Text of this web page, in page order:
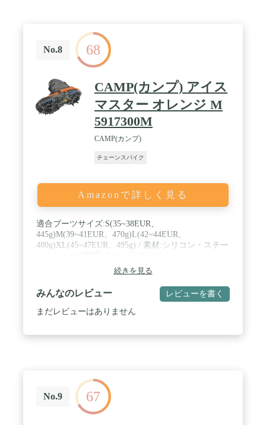
No.8 68
CAMP(カンプ) アイス
マスター オレンジ M
5917300M
CAMP(カンプ)
チェーンスパイク
Amazonで詳しく見る
適合ブーツサイズ:S(35~38EUR、
445g)M(39~41EUR、470g)L(42~44EUR、
480g)XL(45~47EUR、495g) / 素材:シリコン・スチー
続きを見る
みんなのレビュー レビューを書く
まだレビューはありません
No.9 67